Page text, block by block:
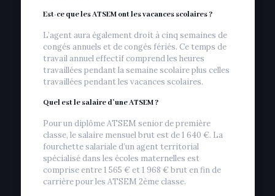
Est-ce que les ATSEM ont les vacances scolaires ?
L’agent aura également droit à cinq semaines de
congés annuels et de congés fériés. Ce temps de
travail annuel effectif comprend les heures
travaillées pendant la semaine scolaire plus celles
travaillées pendant les vacances scolaires.
Quel est le salaire d’une ATSEM ?
Pour un diplôme ATSEM senior de première
classe, le salaire mensuel brut est de 1 640 €. La
fourchette salariale d’un agent territorial
spécialisé dans les écoles maternelles est
comprise entre 1 565 € et 1 968 € brut en fin de
carrière pour les ATSEM 2ème classe.